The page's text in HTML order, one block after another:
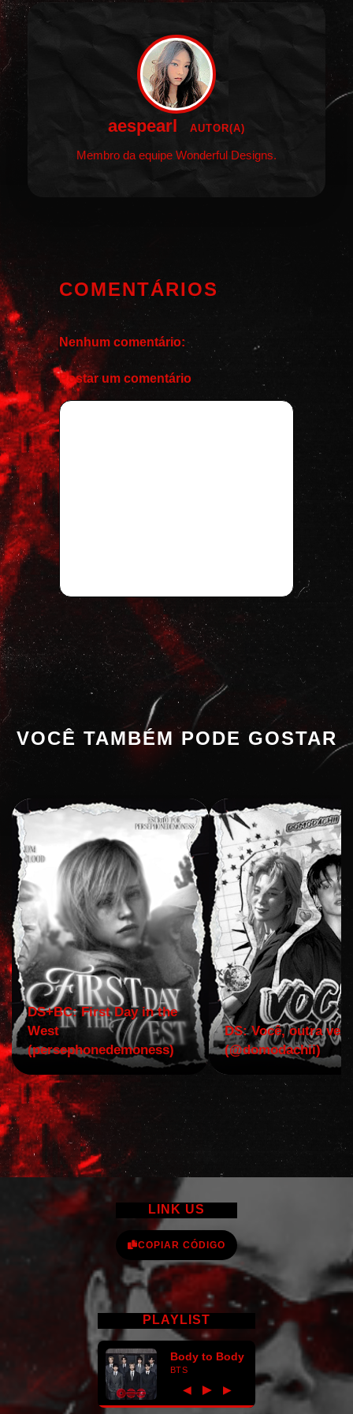
aespearl AUTOR(A)
Membro da equipe Wonderful Designs.
COMENTÁRIOS
Nenhum comentário:
Postar um comentário
VOCÊ TAMBÉM PODE GOSTAR
DS+BC: First Day in the
West
(persephonedemoness)
DS: Você, outra vez!
(@domodachii)
LINK US
COPIAR CÓDIGO
PLAYLIST
Body to Body
BTS
◀ ► ▶